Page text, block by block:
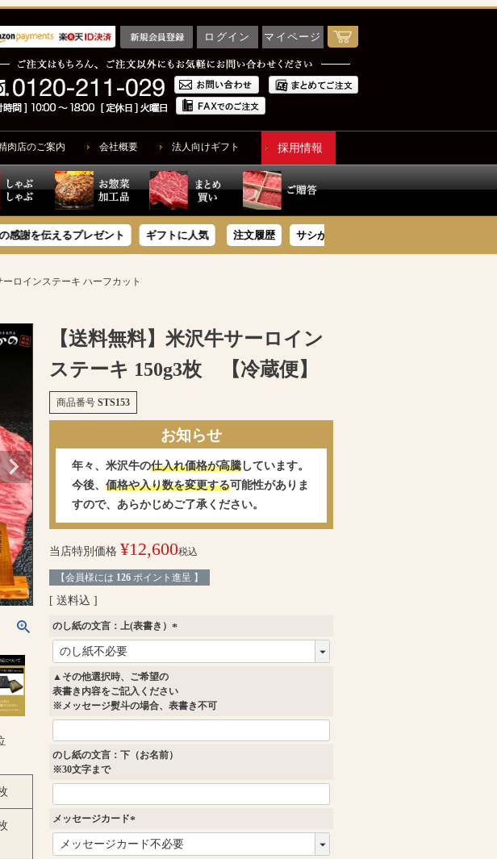
ログイン
マイページ
肉店のご案内 会社概要 法人向けギフト 採用情報
伝えるプレゼント ギフトに人気 注文履歴 サシが旨いサーロイン
ーロインステーキ ハーフカット
【送料無料】米沢牛サーロイン
ステーキ 150g3枚 【冷蔵便】
商品番号 STS153
お知らせ
年々、米沢牛の仕入れ価格が高騰 しています。
今後、 価格や入り数を変更する可能性がありま
すので、あらかじめご了承ください。
当店特別価格 ¥12,600税込
【会員様には 126 ポイント進呈 】
送料込
のし紙の文言：上(表書き）
(
▲その他選択時、ご希望の
表書き内容をご記入ください
※メッセージ熨斗の場合、表書き不可
のし紙の文言：下（お名前）
※30文字まで
メッセージカード
(